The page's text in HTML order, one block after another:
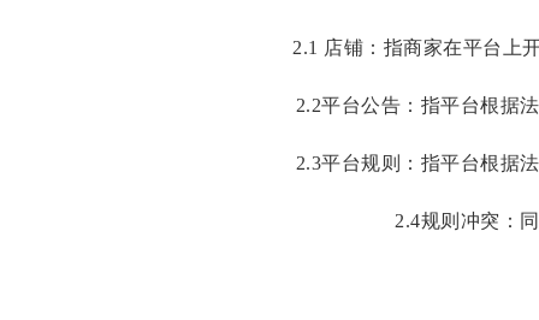
2.1 店铺：指商家在平台上
2.2平台公告：指平台根据
2.3平台规则：指平台根据
2.4规则冲突：